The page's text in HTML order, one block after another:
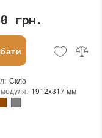
грн.
: Скло
: 1912x317 мм